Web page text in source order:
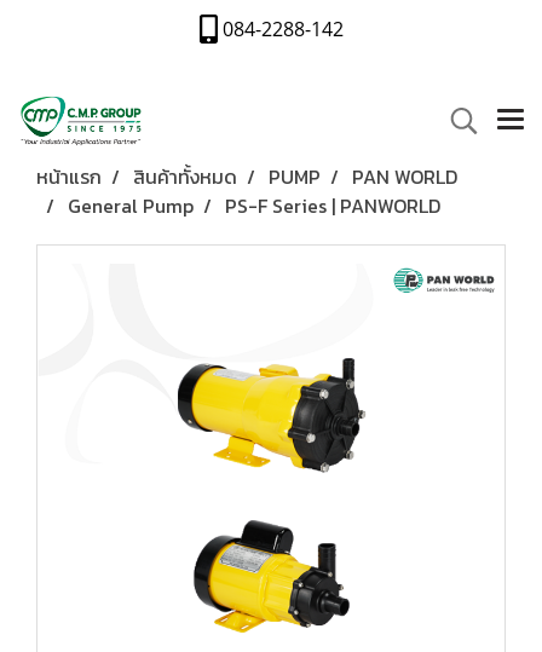
084-2288-142
หน้าแรก สินค้าทั้งหมด PUMP
PAN WORLD
General Pump
PS-F Series | PANWORLD